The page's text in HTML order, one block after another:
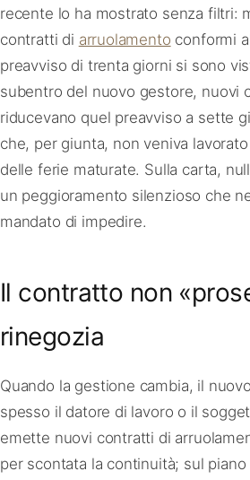
recente lo ha mostrato senza filtri:
contratti di arruolamento conformi
preavviso di trenta giorni si sono
subentro del nuovo gestore, nuovi
riducevano quel preavviso a sette
che, per giunta, non veniva
delle ferie maturate. Sulla carta,
un peggioramento silenzioso che
mandato di impedire.
Il contratto non
rinegozia
Quando la gestione cambia, il
spesso il datore di lavoro o il
emette nuovi contratti di
per scontata la continuità; sul